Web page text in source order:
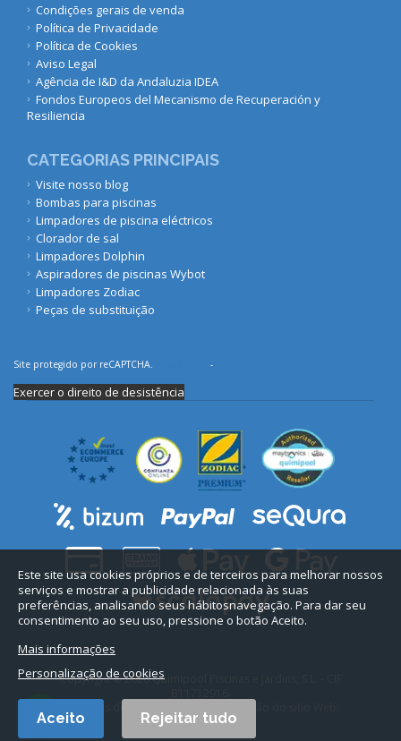
Condições gerais de venda
Política de Privacidade
Política de Cookies
Aviso Legal
Agência de I&D da Andaluzia IDEA
Fondos Europeos del Mecanismo de Recuperación y
Resiliencia
CATEGORIAS PRINCIPAIS
Visite nosso blog
Bombas para piscinas
Limpadores de piscina eléctricos
Clorador de sal
Limpadores Dolphin
Aspiradores de piscinas Wybot
Limpadores Zodiac
Peças de substituição
Este site usa cookies próprios e de terceiros para melhorar nossos
serviços e mostrar a publicidade relacionada às suas
preferências, analisando seus hábitosnavegação. Para dar seu
consentimento ao seu uso, pressione o botão Aceito.
Mais informações
Personalização de cookies
Rejeitar tudo
Aceito
Site protegido por reCAPTCHA. -
Exercer o direito de desistência
Copyright © 2026 Quimipool Piscinas e Jardins, S.L. - CIF